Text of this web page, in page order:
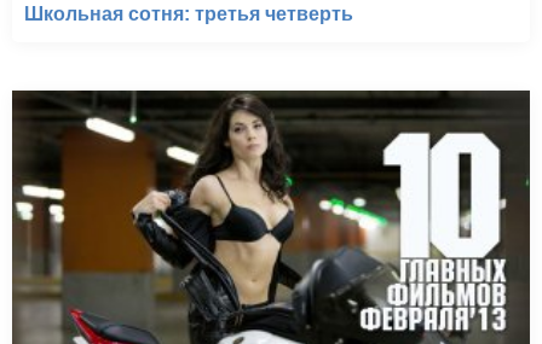
Школьная сотня: третья четверть